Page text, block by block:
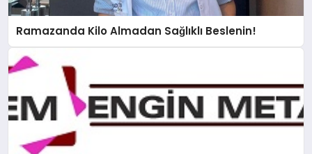
Ramazanda Kilo Almadan Sağlıklı Beslenin!